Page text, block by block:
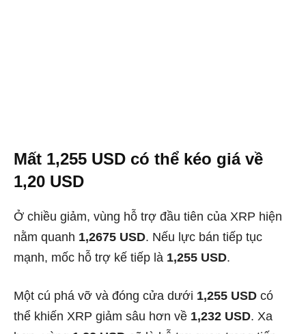
Mất 1,255 USD có thể kéo giá về
1,20 USD
Ở chiều giảm, vùng hỗ trợ đầu tiên của XRP hiện
nằm quanh 1,2675 USD. Nếu lực bán tiếp tục
mạnh, mốc hỗ trợ kế tiếp là 1,255 USD.
Một cú phá vỡ và đóng cửa dưới 1,255 USD có
thể khiến XRP giảm sâu hơn về 1,232 USD. Xa